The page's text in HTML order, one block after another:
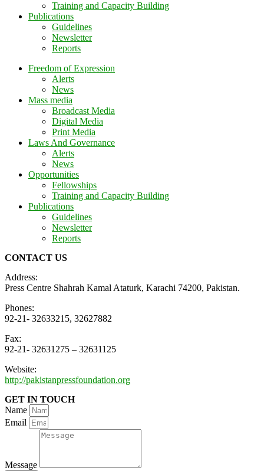
Training and Capacity Building
Publications
Guidelines
Newsletter
Reports
Freedom of Expression
Alerts
News
Mass media
Broadcast Media
Digital Media
Print Media
Laws And Governance
Alerts
News
Opportunities
Fellowships
Training and Capacity Building
Publications
Guidelines
Newsletter
Reports
CONTACT US
Address:
Press Centre Shahrah Kamal Ataturk, Karachi 74200, Pakistan.
Phones:
92-21- 32633215, 32627882
Fax:
92-21- 32631275 – 32631125
Website:
http://pakistanpressfoundation.org
GET IN TOUCH
Name
Email
Message